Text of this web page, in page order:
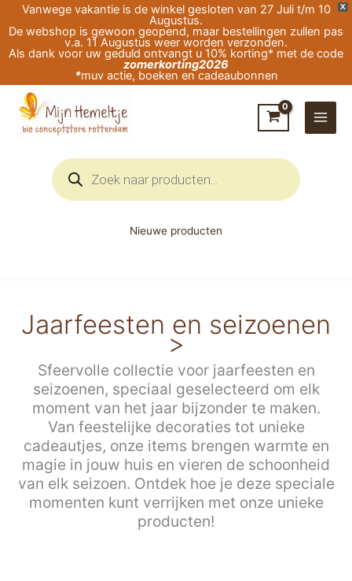
X
Vanwege vakantie is de winkel gesloten van 27 Juli t/m 10
Augustus.
De webshop is gewoon geopend, maar bestellingen zullen pas
v.a. 11 Augustus weer worden verzonden.
Als dank voor uw geduld ontvangt u 10% korting* met de code
zomerkorting2026
*muv actie, boeken en cadeaubonnen
naar
de
Producten
zoeken
Nieuwe producten
Jaarfeesten en seizoenen
>
Sfeervolle collectie voor jaarfeesten en
seizoenen, speciaal geselecteerd om elk
moment van het jaar bijzonder te maken.
Van feestelijke decoraties tot unieke
cadeautjes, onze items brengen warmte en
magie in jouw huis en vieren de schoonheid
van elk seizoen. Ontdek hoe je deze speciale
momenten kunt verrijken met onze unieke
producten!